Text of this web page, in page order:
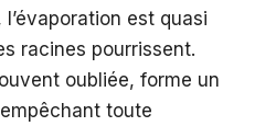
est quasi
racines pourrissent.
oubliée, forme un
toute